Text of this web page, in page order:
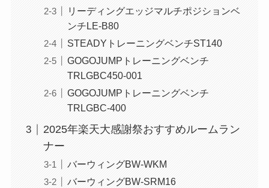
リーディングエッジマルチポジションベ
ンチLE-B80
STEADYトレーニングベンチST140
GOGOJUMPトレーニングベンチ
TRLGBC450-001
GOGOJUMPトレーニングベンチ
TRLGBC-400
2025年楽天大感謝祭おすすめルームラン
ナー
バーウィングBW-WKM
バーウィングBW-SRM16